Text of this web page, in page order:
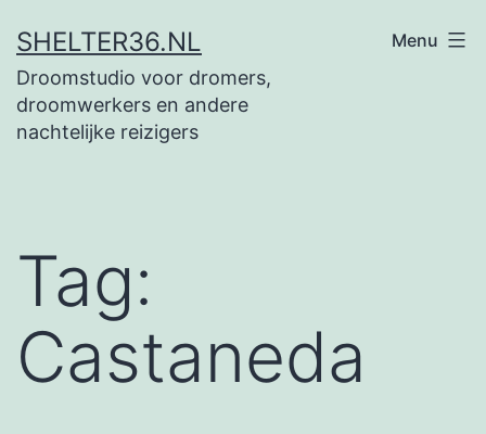
naar
de
inhoud
SHELTER36.NL
Droomstudio voor dromers,
droomwerkers en andere
nachtelijke reizigers
Menu
Tag:
Castaneda